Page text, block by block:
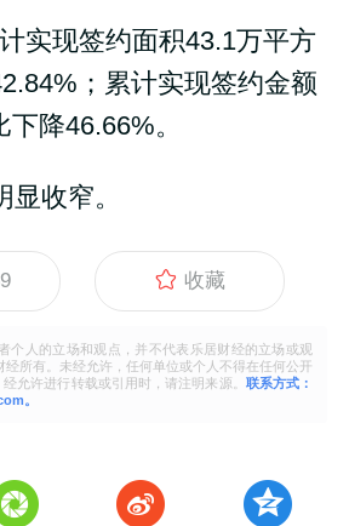
实现签约面积43.1万平方
；累计实现签约金额
降46.66%。
收窄。
收藏
个人的立场和观点，并不代表乐居财经的立场或观
经所有。未经允许，任何单位或个人不得在任何公开
允许进行转载或引用时，请注明来源。 联系方式：
。